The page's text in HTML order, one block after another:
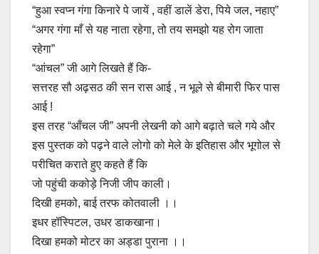
“हुआ स्वप्न गंगा किनारे पे जायें , वहीं डालें डेरा, पिये जल, नहाए”
“अगर गंगा माँ से यह नाता रहेगा, तो तय समझो यह रोग जाता
रहेगा”
“आंचल” जी आगे लिखते हैं कि-
सत्तरह सौ अढ़सठ की सन रास आई , न भूले से बीमारी फिर पास
आई !
इस तरह “आँचल जी” अपनी लेखनी को आगे बढ़ाते चले गये और
इस पुस्तक को पढ़ने वाले लोगो को मेले के इतिहास और भूगोल से
परीचित कराते हुए कहते हैं कि
जो पहुंची ककोड़े निजी जीप काली।
दिखी हमको, बाई तरफ कोतवाली ।।
इधर हॉस्पिटल, उधर डाकखाना।
दिखा हमको मोटर का अड्डा पुराना ।।